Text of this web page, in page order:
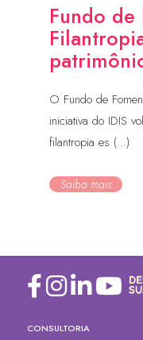
Fundo de
O Fundo de
iniciativa do IDIS
filantropia es (...)
Saiba mais
CONSULTORIA